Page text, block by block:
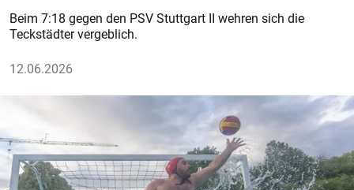
Beim 7:18 gegen den PSV Stuttgart II wehren sich die
Teckstädter vergeblich.
12.06.2026